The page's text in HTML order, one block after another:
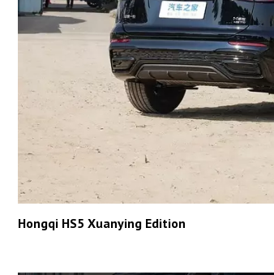
Hongqi HS5 Xuanying Edition